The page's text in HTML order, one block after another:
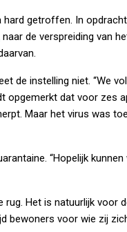
getroffen. In
naar de verspreiding van
de instelling niet. “We
opgemerkt dat voor zes
Maar het virus was
“Hopelijk
rug. Het is natuurlijk voor
bewoners voor wie zij